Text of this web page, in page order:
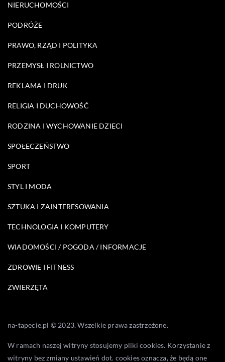
NIERUCHOMOŚCI
PODRÓŻE
PRAWO, RZĄD I POLITYKA
PRZEMYSŁ I ROLNICTWO
REKLAMA I DRUK
RELIGIA I DUCHOWOŚĆ
RODZINA I WYCHOWANIE DZIECI
SPOŁECZEŃSTWO
SPORT
STYL I MODA
SZTUKA I ZAINTERESOWANIA
TECHNOLOGIA I KOMPUTERY
WIADOMOŚCI / POGODA / INFORMACJE
ZDROWIE I FITNESS
ZWIERZĘTA
na-tapecie.pl © 2023. Wszelkie prawa zastrzeżone.
W ramach naszej witryny stosujemy pliki cookies. Korzystanie z
witryny bez zmiany ustawień dot. cookies oznacza, że będą one